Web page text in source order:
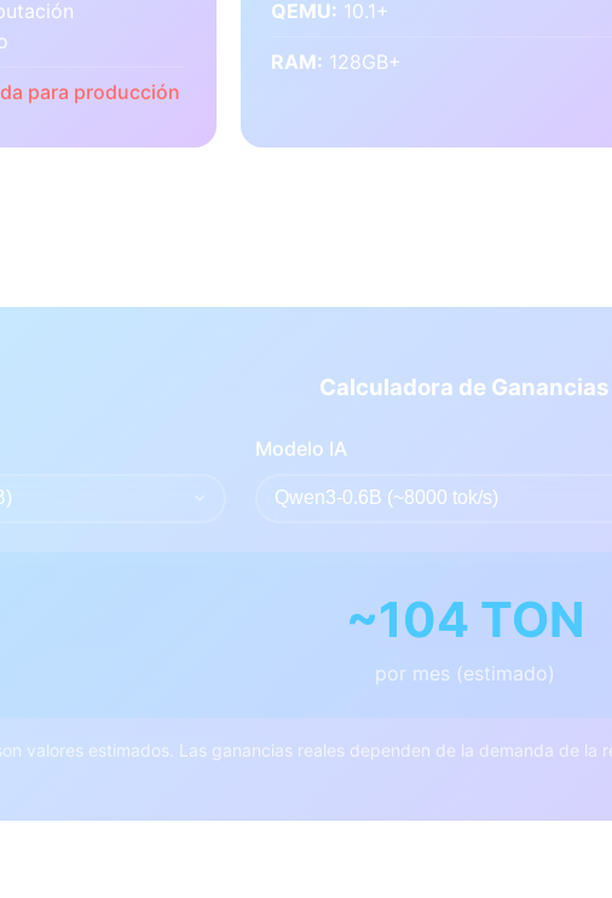
para producción
QEMU: 10.1+
RAM: 128GB+
Calculadora de Ganancias
Modelo IA
Qwen3-0.6B (~8000 tok/s)
~104 TON
por mes (estimado)
valores estimados. Las ganancias reales dependen de la demanda de la